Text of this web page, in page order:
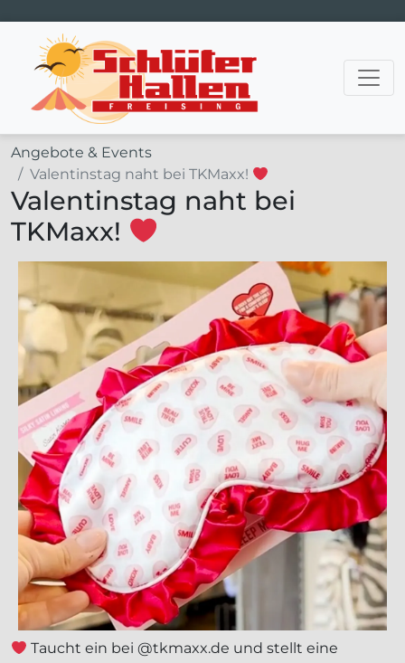
Hauptnavigation
Angebote & Events
Valentinstag naht bei TKMaxx!
Valentinstag naht bei
TKMaxx!
Taucht ein bei @tkmaxx.de und stellt eine